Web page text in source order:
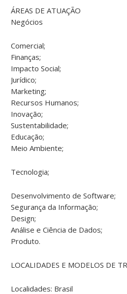
ÁREAS DE ATUAÇÃO
Negócios
Comercial;
Finanças;
Impacto Social;
Jurídico;
Marketing;
Recursos Humanos;
Inovação;
Sustentabilidade;
Educação;
Meio Ambiente;
Tecnologia;
Desenvolvimento de Software;
Segurança da Informação;
Design;
Análise e Ciência de Dados;
Produto.
LOCALIDADES E MODELOS DE
Localidades: Brasil